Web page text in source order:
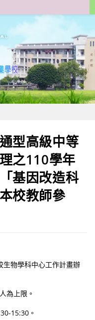
型高級中等
之110學年
基因改造科
校教師參
生物學科中心工作計畫辦
為上限。
15:30。